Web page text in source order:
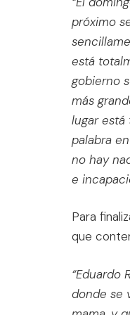
próximo
está
gobierno
más
lugar
palabra
no hay
e
Para
que
“Eduardo
donde se